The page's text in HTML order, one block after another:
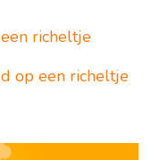
richeltje
op een richeltje